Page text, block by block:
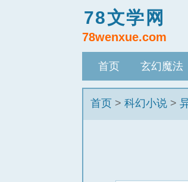
78文学网
78wenxue.com
首页 玄幻魔法
首页 >科幻小说 >